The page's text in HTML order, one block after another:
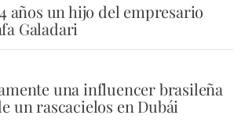
años un hijo del empresario
Galadari
una influencer brasileña
un rascacielos en Dubái